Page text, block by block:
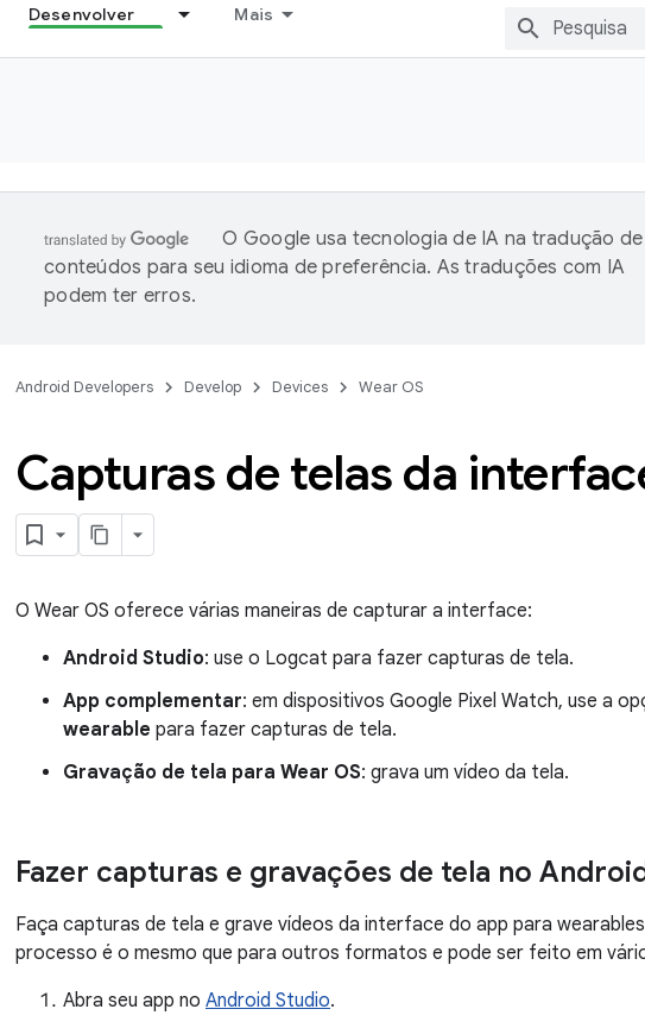
Desenvolver Mais
O Google usa tecnologia de IA na tradução de
conteúdos para seu idioma de preferência. As traduções com IA
podem ter erros.
Android Developers Develop Devices Wear OS
Capturas de telas da
O Wear OS oferece várias maneiras de capturar a interface:
Android Studio: use o Logcat para fazer capturas de tela.
App complementar: em dispositivos Google Pixel Watch, use a
wearable para fazer capturas de tela.
Gravação de tela para Wear OS: grava um vídeo da tela.
Fazer capturas e gravações de tela no
Faça capturas de tela e grave vídeos da interface do app para
processo é o mesmo que para outros formatos e pode ser feito em
Abra seu app no Android Studio.